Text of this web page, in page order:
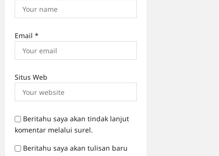
Email *
Situs Web
Beritahu saya akan tindak lanjut
komentar melalui surel.
Beritahu saya akan tulisan baru